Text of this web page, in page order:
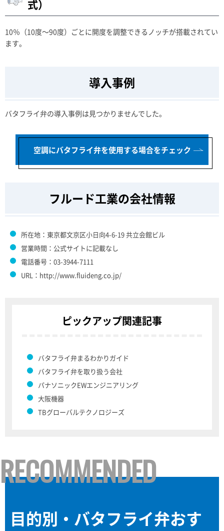
式）
10％（10度～90度）ごとに開度を調整できるノッチが搭載されてい
ます。
導入事例
バタフライ弁の導入事例は見つかりませんでした。
空調にバタフライ弁を使用する場合をチェック
フルード工業の会社情報
所在地：東京都文京区小日向4-6-19 共立会館ビル
営業時間：公式サイトに記載なし
電話番号：03-3944-7111
URL：http://www.fluideng.co.jp/
ピックアップ関連記事
バタフライ弁まるわかりガイド
バタフライ弁を取り扱う会社
パナソニックEWエンジニアリング
大阪機器
TBグローバルテクノロジーズ
RECOMMENDED
目的別・バタフライ弁おす